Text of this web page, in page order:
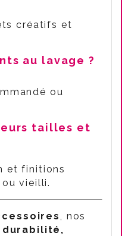
créatifs et
au lavage ?
ou
tailles et
et finitions
vieilli.
, nos
durabilité,